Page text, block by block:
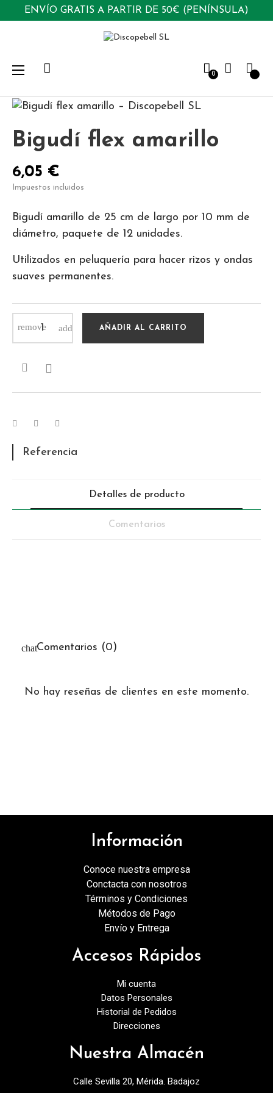
ENVÍO GRATIS A PARTIR DE 50€ (PENÍNSULA)
0
Navegación
palanca
☰
Bigudí flex amarillo
6,05 €
Impuestos incluidos
Bigudí amarillo de 25 cm de largo por 10 mm de
diámetro, paquete de 12 unidades.
Utilizados en peluquería para hacer rizos y ondas
suaves permanentes.
AÑADIR AL CARRITO

Referencia
Detalles de producto
Comentarios
Comentarios (0)
No hay reseñas de clientes en este momento.
Información
Conoce nuestra empresa
Conctacta con nosotros
Términos y Condiciones
Métodos de Pago
Envío y Entrega
Accesos Rápidos
Mi cuenta
Datos Personales
Historial de Pedidos
Direcciones
Nuestra Almacén
Calle Sevilla 20, Mérida. Badajoz